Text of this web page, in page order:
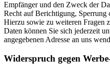
Empfänger und den Zweck der
Recht auf Berichtigung, Sperrung
Hierzu sowie zu weiteren Fragen
Daten können Sie sich jederzeit
angegebenen Adresse an uns
Widerspruch gegen